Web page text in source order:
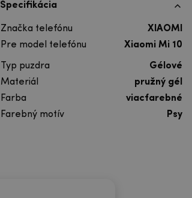
Špecifikácia
Značka telefónu
XIAOMI
Pre model telefónu
Xiaomi Mi 10
Typ puzdra
Gélové
Materiál
pružný gél
Farba
viacfarebné
Farebný motív
Psy